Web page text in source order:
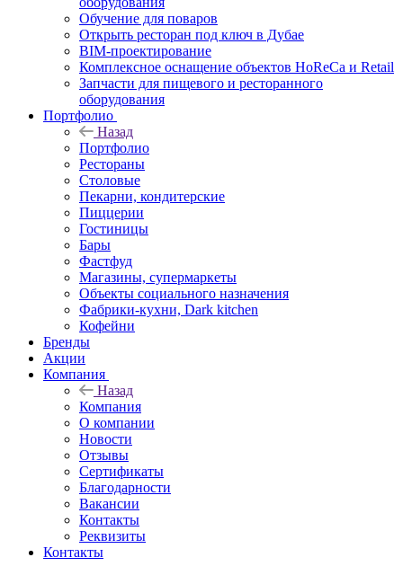
Обучение для поваров
Открыть ресторан под ключ в Дубае
BIM-проектирование
Комплексное оснащение объектов HoReCa и Retail
Запчасти для пищевого и ресторанного
оборудования
Портфолио
Назад
Портфолио
Рестораны
Столовые
Пекарни, кондитерские
Пиццерии
Гостиницы
Бары
Фастфуд
Магазины, супермаркеты
Объекты социального назначения
Фабрики-кухни, Dark kitchen
Кофейни
Бренды
Акции
Компания
Назад
Компания
О компании
Новости
Отзывы
Сертификаты
Благодарности
Вакансии
Контакты
Реквизиты
Контакты